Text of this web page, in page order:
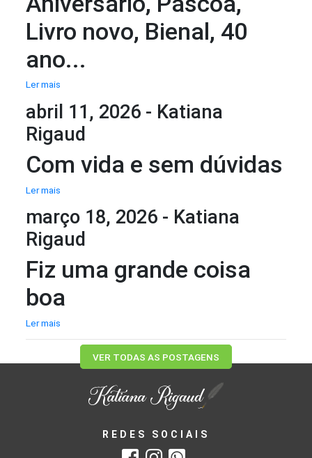
Livro novo, Bienal, 40
ano...
Ler mais
abril 11, 2026 - Katiana
Rigaud
Com vida e sem dúvidas
Ler mais
março 18, 2026 - Katiana
Rigaud
Fiz uma grande coisa
boa
Ler mais
VER TODAS AS POSTAGENS
REDES SOCIAIS